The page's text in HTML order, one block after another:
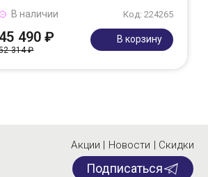
Код: 224265
В наличии
45 490 ₽
314 ₽
В корзину
Акции | Новости | Скидки
Подписаться